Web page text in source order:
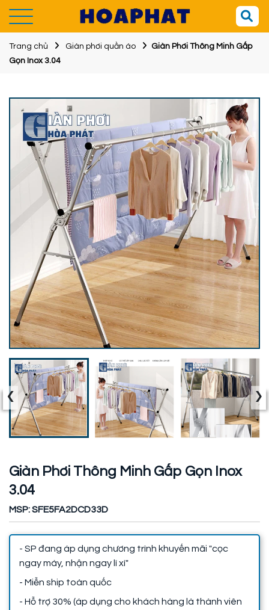
Trang chủ Giàn phơi quần áo
Giàn Phơi Thông Minh Gấp
Gọn Inox 3.04
‹ ›
Giàn Phơi Thông Minh Gấp Gọn Inox
3.04
MSP: SFE5FA2DCD33D
- SP đang áp dụng chương trình khuyến mãi "cọc
ngay máy, nhận ngay lì xì"
- Miễn ship toàn quốc
- Hỗ trợ 30% (áp dụng cho khách hàng là thành viên